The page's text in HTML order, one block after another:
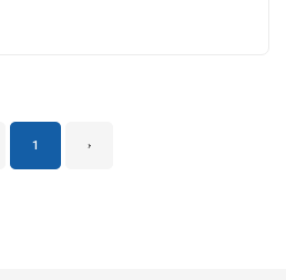
1 ›